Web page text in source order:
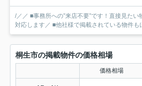
/／／ ■事務所への”来店不要”です！直接見た
対応します／ ■他社様で掲載されている物件も
桐生市の掲載物件の価格相場
価格相場